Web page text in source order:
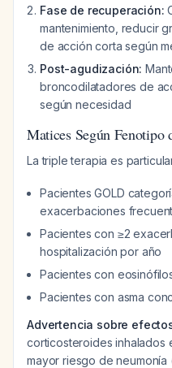
Fase de recuperación:
mantenimiento, reducir
de acción corta según
Post-agudización:
broncodilatadores de
según necesidad
Matices Según Fenotipo
La triple terapia es
Pacientes GOLD
exacerbaciones
Pacientes con ≥2
hospitalización por año
Pacientes con
Pacientes con asma
Advertencia sobre
corticosteroides inhalados
mayor riesgo de neumonía